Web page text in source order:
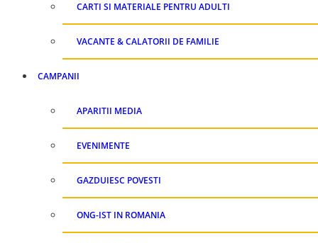
CARTI SI MATERIALE PENTRU ADULTI
VACANTE & CALATORII DE FAMILIE
CAMPANII
APARITII MEDIA
EVENIMENTE
GAZDUIESC POVESTI
ONG-IST IN ROMANIA